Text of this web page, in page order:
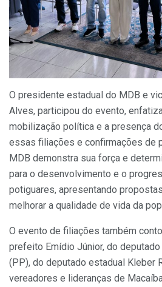
O presidente estadual do MDB e
Alves, participou do evento,
mobilização política e a presença
essas filiações e confirmações de
MDB demonstra sua força e
para o desenvolvimento e o
potiguares, apresentando
melhorar a qualidade de vida da
O evento de filiações também
prefeito Emídio Júnior, do
(PP), do deputado estadual Kleber
vereadores e lideranças de